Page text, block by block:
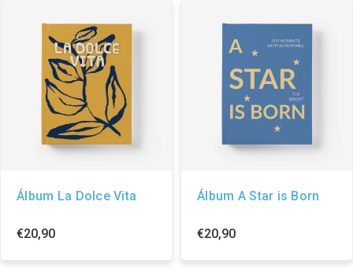
Álbum La Dolce Vita
€20,90
Álbum A Star is Born
€20,90